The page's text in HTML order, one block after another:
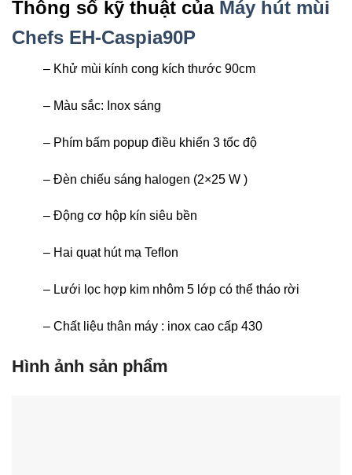
Thông số kỹ thuật của Máy hút mùi
Chefs EH-Caspia90P
– Khử mùi kính cong kích thước 90cm
– Màu sắc: Inox sáng
– Phím bấm popup điều khiển 3 tốc độ
– Đèn chiếu sáng halogen (2×25 W )
– Động cơ hộp kín siêu bền
– Hai quạt hút mạ Teflon
– Lưới lọc hợp kim nhôm 5 lớp có thể tháo rời
– Chất liệu thân máy : inox cao cấp 430
Hình ảnh sản phẩm